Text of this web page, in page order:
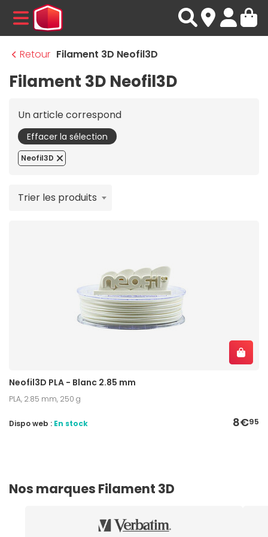
MENU
Retour Filament 3D Neofil3D
Filament 3D Neofil3D
Un article correspond
Effacer la sélection
Neofil3D
Trier les produits
Neofil3D PLA - Blanc 2.85 mm
PLA, 2.85 mm, 250 g
8€95
Dispo web : En stock
Nos marques Filament 3D